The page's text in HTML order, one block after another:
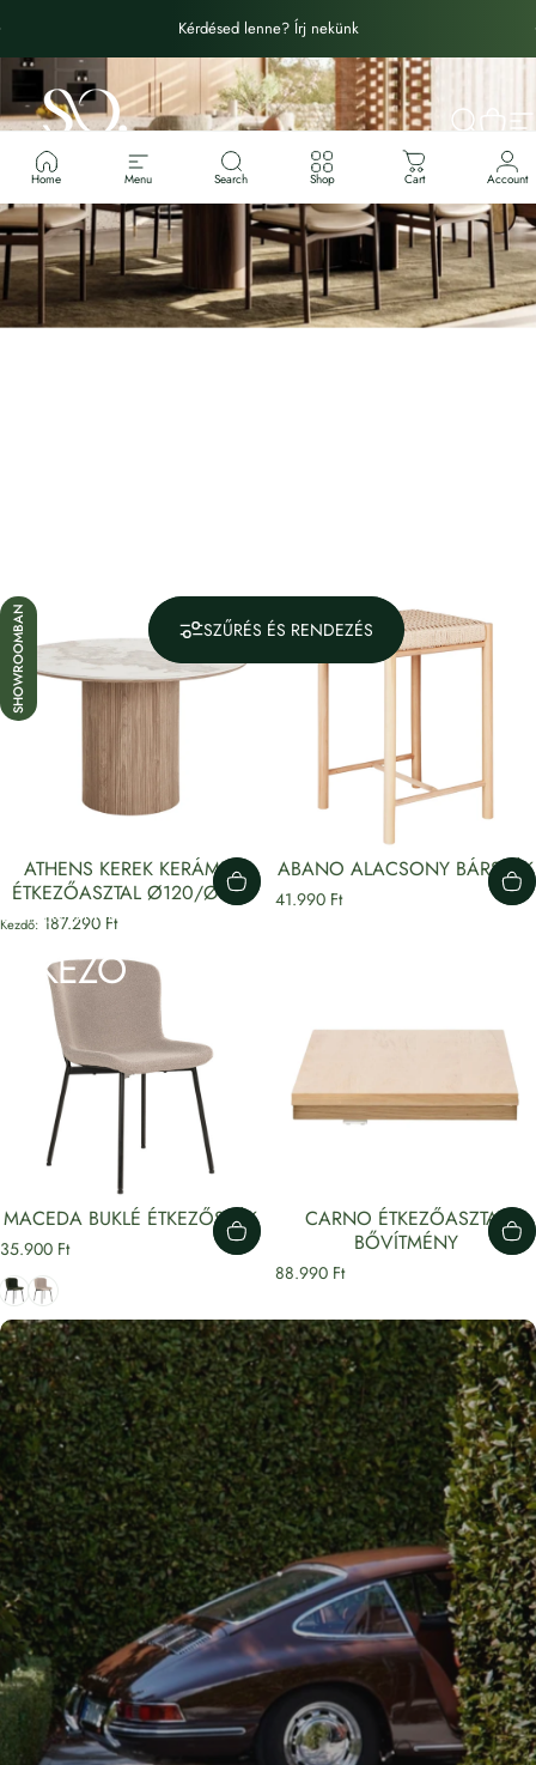
Kérdésed lenne? Írj nekünk
Diavetítés szüneteltetése
STUDIO OBJECT Keresés
Kosár
Home Menu Search Shop Cart Account
GyűjteményekÉtkező
ÉTKEZŐ
SZŰRÉS ÉS RENDEZÉS
SHOWROOMBAN
ATHENS KEREK KERÁMIA
ÉTKEZŐASZTAL Ø120/Ø140
Kezdő: 187.290 Ft
ABANO ALACSONY BÁRSZÉK
41.990 Ft
MACEDA BUKLÉ ÉTKEZŐSZÉK
35.900 Ft
ZöldBézs
CARNO ÉTKEZŐASZTAL
BŐVÍTMÉNY
88.990 Ft